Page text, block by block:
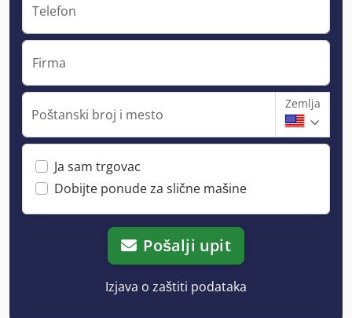
Telefon
Firma
Poštanski broj i mesto
Zemlja
Ja sam trgovac
Dobijte ponude za slične mašine
Pošalji upit
Izjava o zaštiti podataka